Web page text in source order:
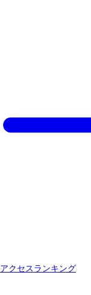
アクセスランキング